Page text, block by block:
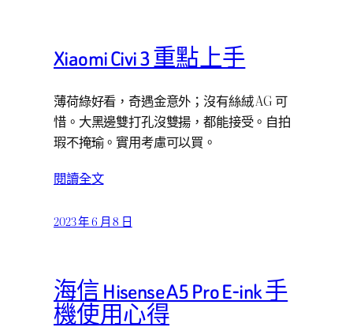
Xiaomi Civi 3 重點上手
薄荷綠好看，奇遇金意外；沒有絲絨 AG 可
惜。大黑邊雙打孔沒雙揚，都能接受。自拍
瑕不掩瑜。實用考慮可以買。
閱讀全文
2023 年 6 月 8 日
海信 Hisense A5 Pro E-ink 手
機使用心得